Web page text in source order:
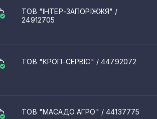
ТОВ "ІНТЕР-ЗАПОРІЖЖЯ" /
24912705
ТОВ "КРОП-СЕРВІС" / 44792072
ТОВ "МАСАДО АГРО" / 44137775